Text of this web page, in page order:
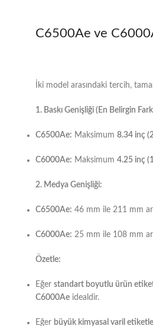
C6500Ae ve
İki model arasındaki tercih,
1. Baskı Genişliği (En Belirgin
C6500Ae: Maksimum 8.34 inç
C6000Ae: Maksimum 4.25 inç
2. Medya Genişliği:
C6500Ae: 46 mm ile 211 mm
C6000Ae: 25 mm ile 108 mm
Özetle:
Eğer standart boyutlu ürün
C6000Aeidealdir.
Eğer büyük kimyasal varil